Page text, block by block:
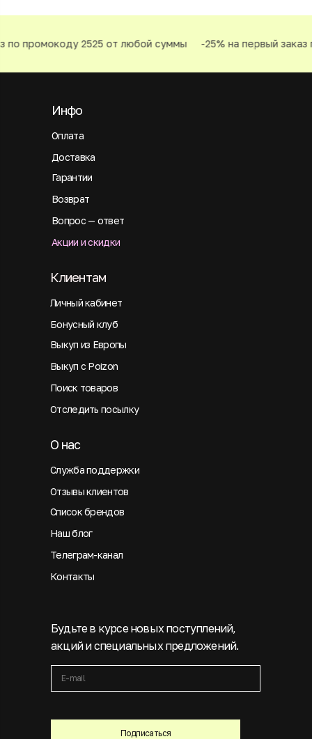
промокоду 2525 от любой суммы -25% на первый заказ
Оплата
Инфо
Подписаться
Будьте в курсе новых поступлений,
акций и специальных предложений.
Доставка
Гарантии
Возврат
Вопрос — ответ
Акции и скидки
Личный кабинет
Клиентам
Бонусный клуб
Выкуп из Европы
Выкуп с Poizon
Поиск товаров
Отследить посылку
Служба поддержки
О нас
Отзывы клиентов
Список брендов
Наш блог
Телеграм-канал
Контакты